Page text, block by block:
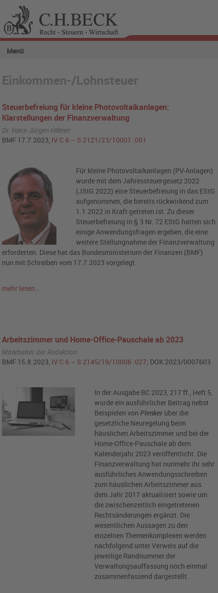
Menü
Einkommen-/Lohnsteuer
Steuerbefreiung für kleine Photovoltaikanlagen:
Klarstellungen der Finanzverwaltung
Dr. Hans-Jürgen Hillmer
BMF 17.7.2023, IV C 6 – S 2121/23/10001 :001
Für kleine Photovoltaikanlagen (PV-Anlagen)
wurde mit dem Jahressteuergesetz 2022
(JStG 2022) eine Steuerbefreiung in das EStG
aufgenommen, die bereits rückwirkend zum
1.1.2022 in Kraft getreten ist. Zu dieser
Steuerbefreiung in § 3 Nr. 72 EStG hatten sich
einige Anwendungsfragen ergeben, die eine
weitere Stellungnahme der Finanzverwaltung
erforderten. Diese hat das Bundesministerium der Finanzen (BMF)
nun mit Schreiben vom 17.7.2023 vorgelegt.
mehr lesen…
Arbeitszimmer und Home-Office-Pauschale ab 2023
Mitarbeiter der Redaktion
BMF 15.8.2023, IV C 6 – S 2145/19/10006 :027; DOK 2023/0007603
In der Ausgabe BC 2023, 217 ff., Heft 5,
wurde ein ausführlicher Beitrag nebst
Beispielen von Plenker über die
gesetzliche Neuregelung beim
häuslichen Arbeitszimmer und bei der
Home-Office-Pauschale ab dem
Kalenderjahr 2023 veröffentlicht. Die
Finanzverwaltung hat nunmehr ihr sehr
ausführliches Anwendungsschreiben
zum häuslichen Arbeitszimmer aus
dem Jahr 2017 aktualisiert sowie um
die zwischenzeitlich eingetretenen
Rechtsänderungen ergänzt. Die
wesentlichen Aussagen zu den
einzelnen Themenkomplexen werden
nachfolgend unter Verweis auf die
jeweilige Randnummer der
Verwaltungsauffassung noch einmal
zusammenfassend dargestellt.